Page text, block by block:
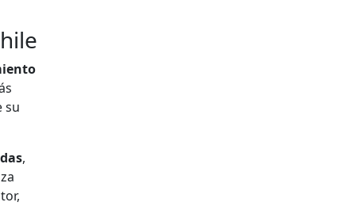
su
,